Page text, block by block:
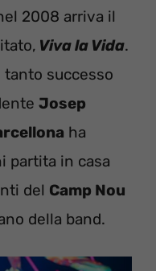
2008 arriva il
Viva la Vida.
tanto successo
Josep
ha
partita in casa
del Camp Nou
della band.